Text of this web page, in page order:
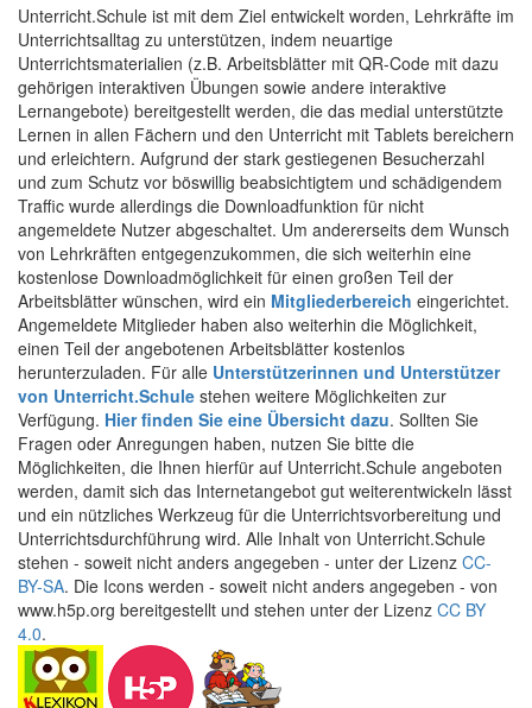
Unterricht.Schule ist mit dem Ziel entwickelt worden, Lehrkräfte im
Unterrichtsalltag zu unterstützen, indem neuartige
Unterrichtsmaterialien (z.B. Arbeitsblätter mit QR-Code mit dazu
gehörigen interaktiven Übungen sowie andere interaktive
Lernangebote) bereitgestellt werden, die das medial unterstützte
Lernen in allen Fächern und den Unterricht mit Tablets bereichern
und erleichtern. Aufgrund der stark gestiegenen Besucherzahl
und zum Schutz vor böswillig beabsichtigtem und schädigendem
Traffic wurde allerdings die Downloadfunktion für nicht
angemeldete Nutzer abgeschaltet. Um andererseits dem Wunsch
von Lehrkräften entgegenzukommen, die sich weiterhin eine
kostenlose Downloadmöglichkeit für einen großen Teil der
Arbeitsblätter wünschen, wird ein Mitgliederbereich eingerichtet.
Angemeldete Mitglieder haben also weiterhin die Möglichkeit,
einen Teil der angebotenen Arbeitsblätter kostenlos
herunterzuladen. Für alle Unterstützerinnen und Unterstützer
von Unterricht.Schule stehen weitere Möglichkeiten zur
Verfügung. Hier finden Sie eine Übersicht dazu. Sollten Sie
Fragen oder Anregungen haben, nutzen Sie bitte die
Möglichkeiten, die Ihnen hierfür auf Unterricht.Schule angeboten
werden, damit sich das Internetangebot gut weiterentwickeln lässt
und ein nützliches Werkzeug für die Unterrichtsvorbereitung und
Unterrichtsdurchführung wird. Alle Inhalt von Unterricht.Schule
stehen - soweit nicht anders angegeben - unter der Lizenz CC-
BY-SA. Die Icons werden - soweit nicht anders angegeben - von
www.h5p.org bereitgestellt und stehen unter der Lizenz CC BY
4.0.